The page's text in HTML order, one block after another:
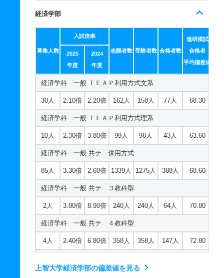
2.80倍 3.30倍 68.20
ドイツ文学科 推薦 推薦公募制
10人 2.70倍 － 37人 35人 13人 －
フランス文学科 一般 ＴＥＡＰ利用方式
15人 3.40倍 4.30倍 92人 91人 27人 66
フランス文学科 一般 共テ 併用方式
20人 3.70倍 3.90倍 129人 129人 35人 66.30
フランス文学科 一般 共テ ３教科型
2人 3.20倍 4.70倍 108人 108人 34人 68.10
フランス文学科 一般 共テ ４教科型
2人 2.10倍 3.80倍 39人 39人 19人 71.90
フランス文学科 推薦 推薦公募制
6人 2倍 － 16人 16人 8人 －
新聞学科 一般 ＴＥＡＰ利用方式
10人 －
15人 112人 111人 30人 68.90
社会福祉学科 一般 共テ 併用方式
20人 4.80倍 2.40倍 197人 182人
社会福祉学科 一般 共テ ３教科型
3人 2.80倍 6.70倍 109人 109人
社会福祉学科 一般 共テ ４教科型
2人 3倍 5.40倍 78人
社会福祉学科 推薦 推薦公募制
15人 2.20倍 － 43人
看護学科 一般 ＴＥＡＰ利用方式
15人 2.10倍 2.70倍 41人
看護学科 一般 共テ 併用方式
国際関係法学科 一般 共テ ３教科型
3倍 7.90倍
国際関係法学科 一般 共テ ４教科型
3人 2倍 4.60倍 117人 117人 60人 72.90
国際関係法学科 推薦 推薦公募制
14人 1.80倍 － 37人 35人 20人 －
地球環境法学科 一般 ＴＥＡＰ利用方式
18人 4.10倍 2.70倍 180人 180人 44人 70.20
地球環境法学科 一般 共テ 併用方式
29人 4.60倍 2.20倍 362人 352人 77人 64.90
地球環境法学科 一般 共テ ３教科型
2人 3.50倍 7.10倍 108人 108人 31人 72
地球環境法学科 一般 共テ ４教科型
3人 1.90倍 4.90倍 57人 57人
経済学部
募集人数
入試倍率
志願者数 受験者数 合格者数
進研模試
合格者
平均偏差値
2025
年度
2024
年度
経済学科 一般 ＴＥＡＰ利用方式文系
30人 2.10倍 2.20倍 162人 158人 77人 68.30
経済学科 一般 ＴＥＡＰ利用方式理系
10人 2.30倍 3.80倍 99人 98人 43人 63.60
経済学科 一般 共テ 併用方式
85人 3.30倍 2.60倍 1339人 1275人 388人 68.60
経済学科 一般 共テ ３教科型
2人 3.80倍 8.90倍 240人 240人 64人 70.80
経済学科 一般 共テ ４教科型
4人 2.40倍 6.80倍 358人 358人 147人 72.80
上智大学経済学部の偏差値を見る